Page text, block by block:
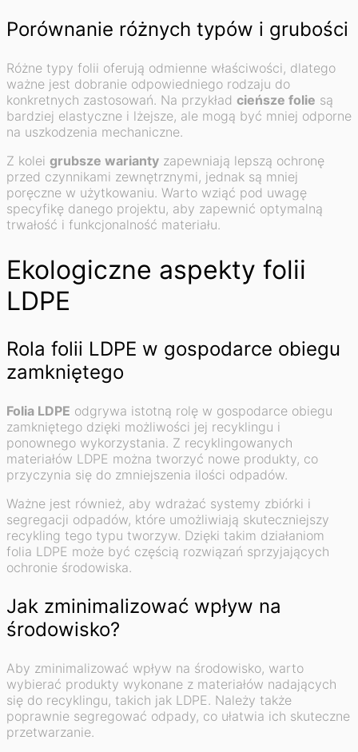
Porównanie różnych typów i grubości
Różne typy folii oferują odmienne właściwości, dlatego
ważne jest dobranie odpowiedniego rodzaju do
konkretnych zastosowań. Na przykład cieńsze folie są
bardziej elastyczne i lżejsze, ale mogą być mniej odporne
na uszkodzenia mechaniczne.
Z kolei grubsze warianty zapewniają lepszą ochronę
przed czynnikami zewnętrznymi, jednak są mniej
poręczne w użytkowaniu. Warto wziąć pod uwagę
specyfikę danego projektu, aby zapewnić optymalną
trwałość i funkcjonalność materiału.
Ekologiczne aspekty folii
LDPE
Rola folii LDPE w gospodarce obiegu
zamkniętego
Folia LDPE odgrywa istotną rolę w gospodarce obiegu
zamkniętego dzięki możliwości jej recyklingu i
ponownego wykorzystania. Z recyklingowanych
materiałów LDPE można tworzyć nowe produkty, co
przyczynia się do zmniejszenia ilości odpadów.
Ważne jest również, aby wdrażać systemy zbiórki i
segregacji odpadów, które umożliwiają skuteczniejszy
recykling tego typu tworzyw. Dzięki takim działaniom
folia LDPE może być częścią rozwiązań sprzyjających
ochronie środowiska.
Jak zminimalizować wpływ na
środowisko?
Aby zminimalizować wpływ na środowisko, warto
wybierać produkty wykonane z materiałów nadających
się do recyklingu, takich jak LDPE. Należy także
poprawnie segregować odpady, co ułatwia ich skuteczne
przetwarzanie.